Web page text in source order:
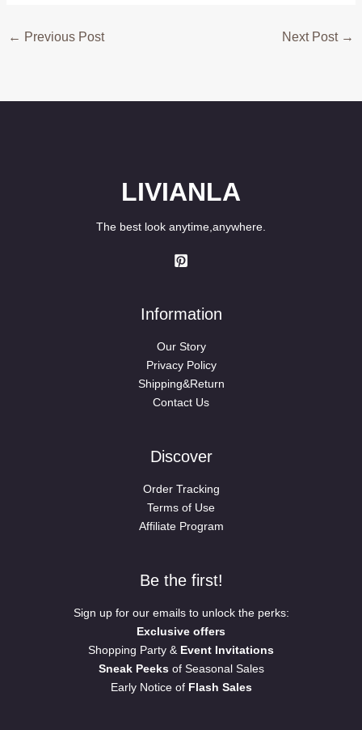
← Previous Post Next Post →
LIVIANLA
The best look anytime,anywhere.
Information
Our Story
Privacy Policy
Shipping&Return
Contact Us
Discover
Order Tracking
Terms of Use
Affiliate Program
Be the first!
Sign up for our emails to unlock the perks:
Exclusive offers
Shopping Party & Event Invitations
Sneak Peeksof Seasonal Sales
Early Notice of Flash Sales